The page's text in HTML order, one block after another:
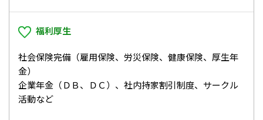
福利厚生
社会保険完備（雇用保険、労災保険、健康保険、厚生年
金）
企業年金（ＤＢ、ＤＣ）、社内持家割引制度、サークル
活動など